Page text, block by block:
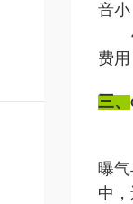
音
4
费
三、
曝
中